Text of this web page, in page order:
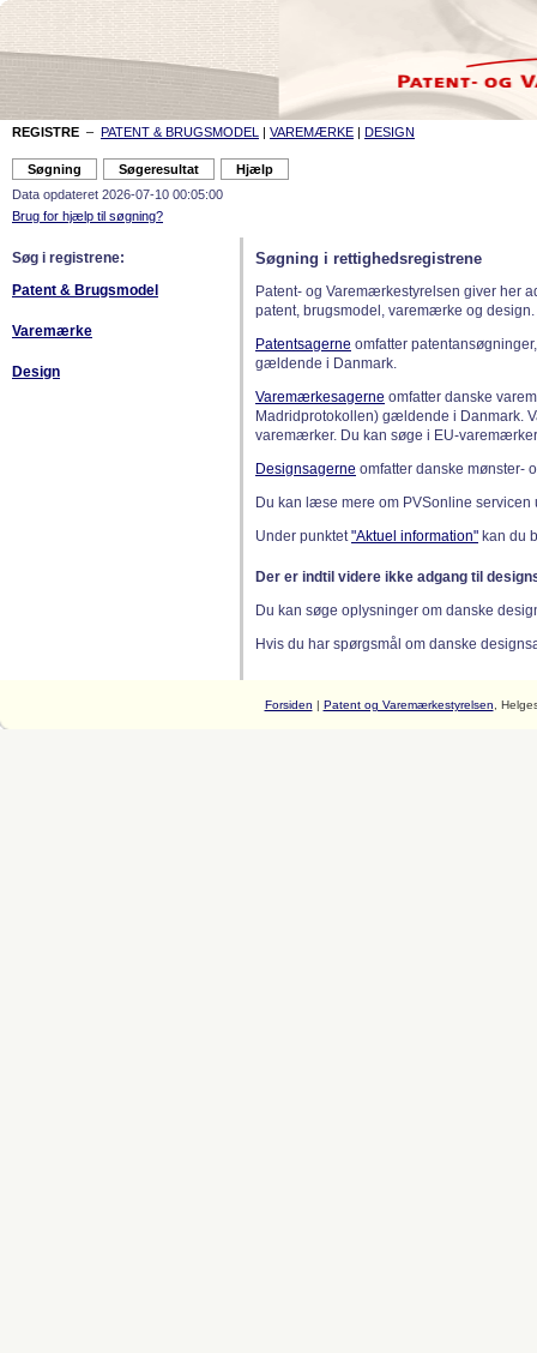
REGISTRE – PATENT & BRUGSMODEL | VAREMÆRKE | DESIGN
Data opdateret 2026-07-10 00:05:00
Brug for hjælp til søgning?
Søg i registrene:
Patent & Brugsmodel
Varemærke
Design
Søgning i rettighedsregistrene
Patent- og Varemærkestyrelsen giver her
patent, brugsmodel, varemærke og design.
Patentsagerne omfatter
gældende i Danmark.
Varemærkesagerne omfatter danske
Madridprotokollen) gældende i Danmark.
varemærker. Du kan søge i EU-
Designsagerne omfatter danske mønster-
Du kan læse mere om PVSonline
Under punktet"Aktuel information" kan du
Der er indtil videre ikke adgang til
Du kan søge oplysninger om danske
Hvis du har spørgsmål om danske
Forsiden | Patent og Varemærkestyrelsen ,